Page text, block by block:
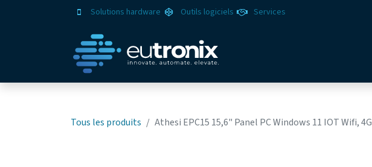
Solutions hardware Outils logiciels Services
Tous les produits Athesi EPC15 15,6" Panel PC Windows 11 IOT Wifi, 4G